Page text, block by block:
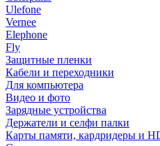
Ulefone
Vernee
Elephone
Fly
Защитные пленки
Кабели и переходники
Для компьютера
Видео и фото
Зарядные устройства
Держатели и селфи палки
Карты памяти, кардридеры и